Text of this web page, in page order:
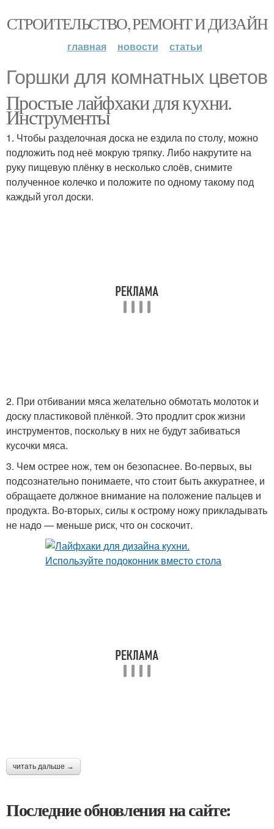
СТРОИТЕЛЬСТВО, РЕМОНТ И ДИЗАЙН
главная новости статьи
Горшки для комнатных цветов
Простые лайфхаки для кухни.
Инструменты
1. Чтобы разделочная доска не ездила по столу, можно
подложить под неё мокрую тряпку. Либо накрутите на
руку пищевую плёнку в несколько слоёв, снимите
полученное колечко и положите по одному такому под
каждый угол доски.
2. При отбивании мяса желательно обмотать молоток и
доску пластиковой плёнкой. Это продлит срок жизни
инструментов, поскольку в них не будут забиваться
кусочки мяса.
3. Чем острее нож, тем он безопаснее. Во-первых, вы
подсознательно понимаете, что стоит быть аккуратнее, и
обращаете должное внимание на положение пальцев и
продукта. Во-вторых, силы к острому ножу прикладывать
не надо — меньше риск, что он соскочит.
читать дальше →
Последние обновления на сайте: